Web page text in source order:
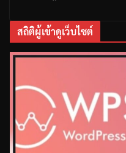
สถิติผู้เข้าดูเว็บไซต์